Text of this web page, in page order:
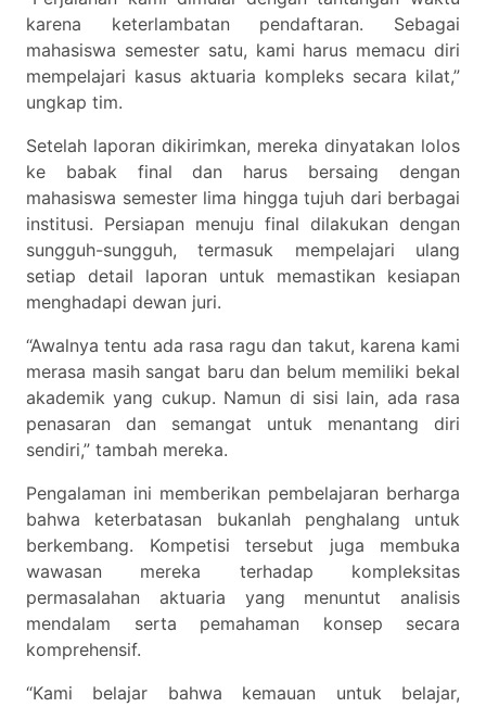
karena keterlambatan pendaftaran. Sebagai
mahasiswa semester satu, kami harus memacu diri
mempelajari kasus aktuaria kompleks secara kilat,”
ungkap tim.
Setelah laporan dikirimkan, mereka dinyatakan lolos
ke babak final dan harus bersaing dengan
mahasiswa semester lima hingga tujuh dari berbagai
institusi. Persiapan menuju final dilakukan dengan
sungguh-sungguh, termasuk mempelajari ulang
setiap detail laporan untuk memastikan kesiapan
menghadapi dewan juri.
“Awalnya tentu ada rasa ragu dan takut, karena kami
merasa masih sangat baru dan belum memiliki bekal
akademik yang cukup. Namun di sisi lain, ada rasa
penasaran dan semangat untuk menantang diri
sendiri,” tambah mereka.
Pengalaman ini memberikan pembelajaran berharga
bahwa keterbatasan bukanlah penghalang untuk
berkembang. Kompetisi tersebut juga membuka
wawasan mereka terhadap kompleksitas
permasalahan aktuaria yang menuntut analisis
mendalam serta pemahaman konsep secara
komprehensif.
“Kami belajar bahwa kemauan untuk belajar,